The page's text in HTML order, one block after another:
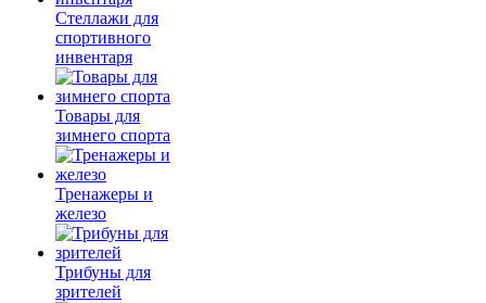
Стеллажи для
спортивного
инвентаря
Товары для
зимнего спорта
Тренажеры и
железо
Трибуны для
зрителей